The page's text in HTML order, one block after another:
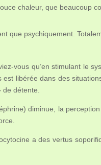
chaleur, que beaucoup
que psychiquement.
vous qu’en stimulant le
libérée dans des
détente.
diminue, la perception
a des vertus